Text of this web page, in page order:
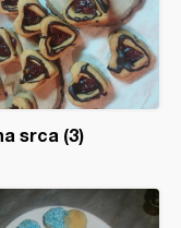
srca (3)